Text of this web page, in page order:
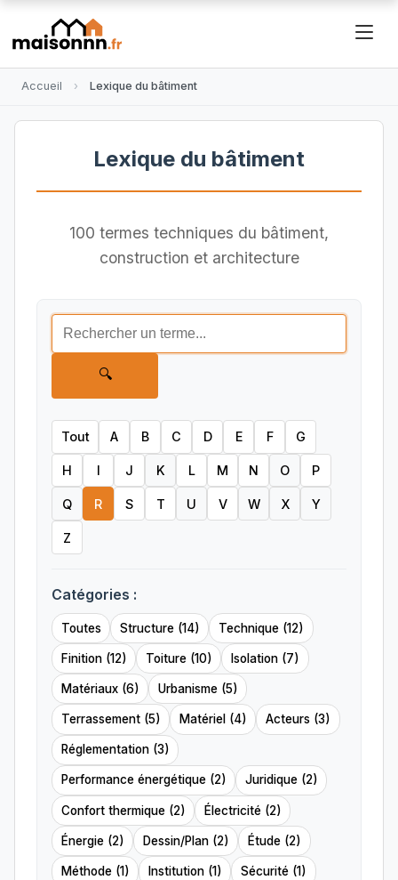
Accueil Lexique du bâtiment
Lexique du bâtiment
100 termes techniques du bâtiment,
construction et architecture
🔍
Tout A B C D E F G
H I J K L M N O P
Q R S T U V W X Y
Z
Catégories :
Toutes Structure (14) Technique (12)
Finition (12) Toiture (10) Isolation (7)
Matériaux (6) Urbanisme (5)
Terrassement (5) Matériel (4) Acteurs (3)
Réglementation (3)
Performance énergétique (2) Juridique (2)
Confort thermique (2) Électricité (2)
Énergie (2) Dessin/Plan (2) Étude (2)
Méthode (1) Institution (1) Sécurité (1)